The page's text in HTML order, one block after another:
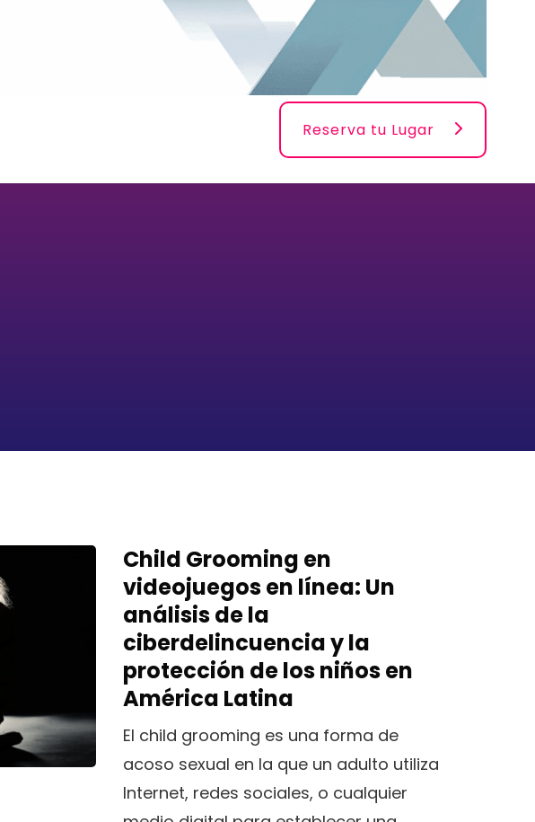
Reserva tu Lugar
Child Grooming en
videojuegos en línea: Un
análisis de la
ciberdelincuencia y la
protección de los niños en
América Latina
El child grooming es una forma de
acoso sexual en la que un adulto utiliza
Internet, redes sociales, o cualquier